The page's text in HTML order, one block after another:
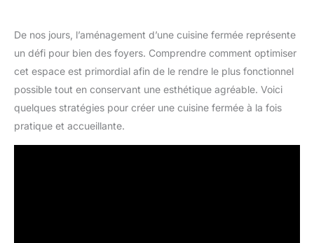
De nos jours, l’aménagement d’une cuisine fermée représente
un défi pour bien des foyers. Comprendre comment optimiser
cet espace est primordial afin de le rendre le plus fonctionnel
possible tout en conservant une esthétique agréable. Voici
quelques stratégies pour créer une cuisine fermée à la fois
pratique et accueillante.